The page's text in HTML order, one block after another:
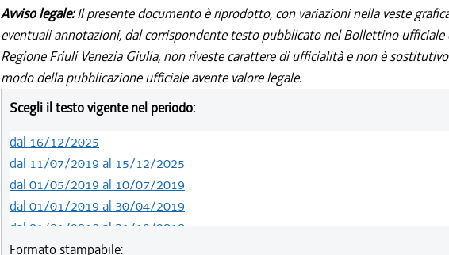
Avviso legale:Il presente documento è riprodotto, con variazioni nella veste
eventuali annotazioni, dal corrispondente testo pubblicato nel Bollettino ufficiale
Regione Friuli Venezia Giulia, non riveste carattere di ufficialità e non è
modo della pubblicazione ufficiale avente valore legale.
Scegli il testo vigente nel periodo:
dal 16/12/2025
dal 11/07/2019 al 15/12/2025
dal 01/05/2019 al 10/07/2019
dal 01/01/2019 al 30/04/2019
dal 01/01/2018 al 31/12/2018
dal 18/05/2017 al 31/12/2017
Formato stampabile: